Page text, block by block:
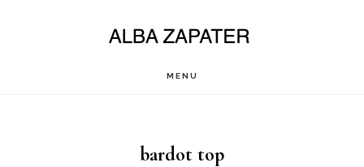
MENU
bardot top